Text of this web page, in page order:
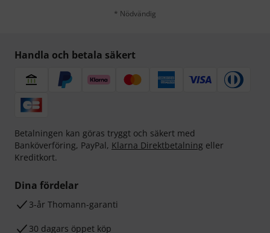
* Nödvändig
Handla och betala säkert
Betalningen kan göras tryggt och säkert med
Banköverföring, PayPal, Klarna Direktbetalning eller
Kreditkort.
Dina fördelar
3-år Thomann-garanti
30 dagars öppet köp